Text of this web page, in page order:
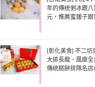
年的傳統剉冰跟
元，推薦蜜蓮子
[彰化美食] 不二
大排長龍、風靡全
傳統糕餅排隊名店